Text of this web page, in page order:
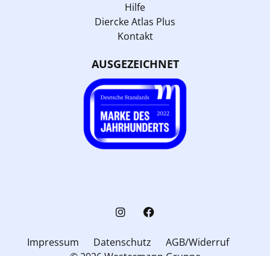
Hilfe
Diercke Atlas Plus
Kontakt
AUSGEZEICHNET
Impressum Datenschutz
AGB/Widerruf